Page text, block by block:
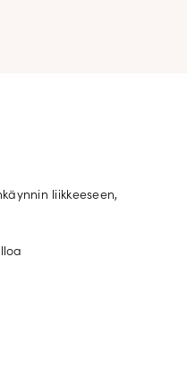
liikkeeseen,